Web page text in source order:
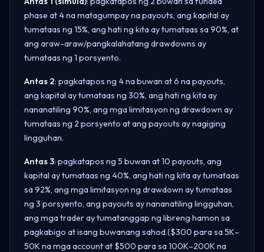
phase at 4 na matagumpay na payouts, ang kapital ay
tumataas ng 15%, ang hati ng kita ay tumataas sa 90%, at
ang araw-araw/pangkalahatang drawdowns ay
tumataas ng 1 porsyento.
Antas 2: pagkatapos ng 4 na buwan at 6 na payouts,
ang kapital ay tumataas ng 30%, ang hati ng kita ay
nananatiling 90%, ang mga limitasyon ng drawdown ay
tumataas ng 2 porsyento at ang payouts ay nagiging
lingguhan.
Antas 3: pagkatapos ng 5 buwan at 10 payouts, ang
kapital ay tumataas ng 40%, ang hati ng kita ay tumataas
sa 92%, ang mga limitasyon ng drawdown ay tumataas
ng 3 porsyento, ang payouts ay nananatiling lingguhan,
ang mga trader ay tumatanggap ng libreng hamon sa
pagkabigo at isang buwanang sahod ($300 para sa 5K–
50K na mga account at $500 para sa 100K–200K na